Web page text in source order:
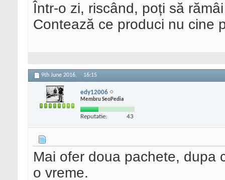
Într-o zi, riscând, poți să
Contează ce produci nu cine
9th June 2016, 16:15
edy12006
Membru SeoPedia
Reputatie: 43
Mai ofer doua pachete, dupa
o vreme.